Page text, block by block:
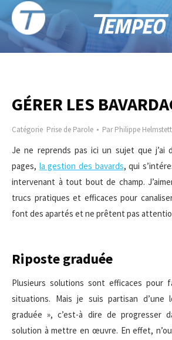
GÉRER LES
Catégorie Prise de Parole ParPhilippe
Je ne reprends pas ici un sujet que j’ai
pages, la gestion des bavards, qui
intervenant à tout bout de champ.
trucs pratiques et efficaces pour
font des apartés et ne prêtent pas
Riposte graduée
Plusieurs solutions sont efficaces pour
situations. Mais je suis partisan d’une
graduée », c’est-à dire de progresser
solution à mettre en œuvre. En effet,